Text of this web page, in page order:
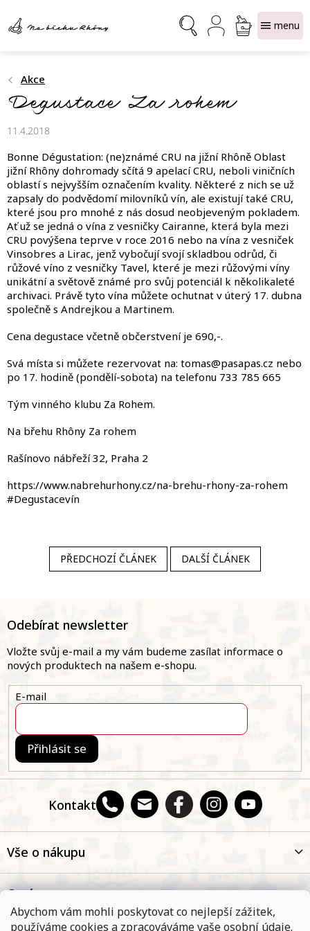
Abychom vám mohli poskytovat co nejlepší zážitek,
používáme cookies a zpracováváme vaše osobní údaje.
obsah
NÁKUPNÍ
KOŠÍK
Akce
Degustace Za rohem
11.4.2018
Bonne Dégustation: (ne)známé CRU na jižní Rhôně Oblast
jižní Rhôny dohromady sčítá 9 apelací CRU, neboli viničních
oblastí s nejvyšším označením kvality. Některé z nich se už
zapsaly do podvědomí milovníků vín, ale existují také CRU,
které jsou pro mnohé z nás dosud neobjeveným pokladem.
Ať už se jedná o vína z vesničky Cairanne, která byla mezi
CRU povýšena teprve v roce 2016 nebo na vína z vesniček
Vinsobres a Lirac, jenž vybočují svojí skladbou odrůd, či
růžové víno z vesničky Tavel, které je mezi růžovými víny
unikátní a světově známé pro svůj potenciál k několikaleté
archivaci. Právě tyto vína můžete ochutnat v úterý 17. dubna
společně s Andrejkou a Martinem.
Cena degustace včetně občerstvení je 690,-.
Svá místa si můžete rezervovat na: tomas@pasapas.cz nebo
po 17. hodině (pondělí-sobota) na telefonu 733 785 665
Tým vinného klubu Za Rohem.
Na břehu Rhôny Za rohem
Rašínovo nábřeží 32, Praha 2
https://www.nabrehurhony.cz/na-brehu-rhony-za-rohem
#Degustacevín
PŘEDCHOZÍ ČLÁNEK DALŠÍ ČLÁNEK
a
Kontakt
Odebírat newsletter
Vložte svůj e-mail a my vám budeme zasílat informace o
nových produktech na našem e-shopu.
E-mail
Přihlásit se
Vše o nákupu
O nás